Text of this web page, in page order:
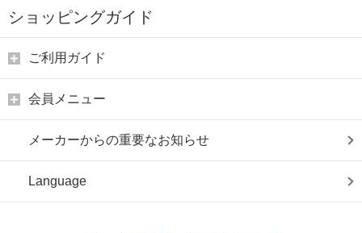
ショッピングガイド
ご利用ガイド
会員メニュー
メーカーからの重要なお知らせ
Language